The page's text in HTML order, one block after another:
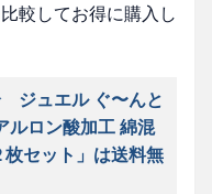
較してお得に購入し
ジュエル ぐ〜んと
ルロン酸加工 綿混
セット」は送料無